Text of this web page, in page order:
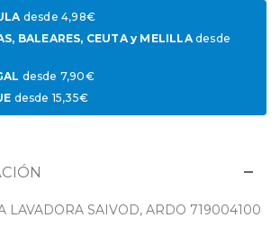
desde 4,98€
BALEARES, CEUTA y MELILLAdesde
desde 7,90€
desde 15,35€
LAVADORA SAIVOD, ARDO 719004100